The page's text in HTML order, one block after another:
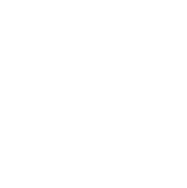
ВО КЕШ